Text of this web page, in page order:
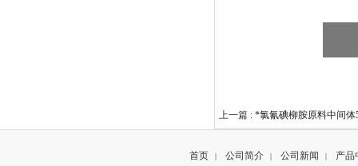
上一篇 : *氯氰碘柳胺原料中间体
首页 | 公司简介 | 公司新闻 | 产品